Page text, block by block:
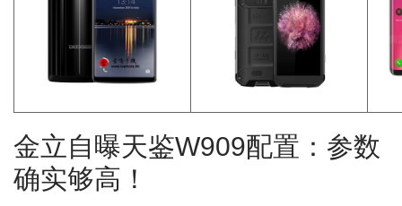
金立自曝天鉴W909配置：参数
确实够高！